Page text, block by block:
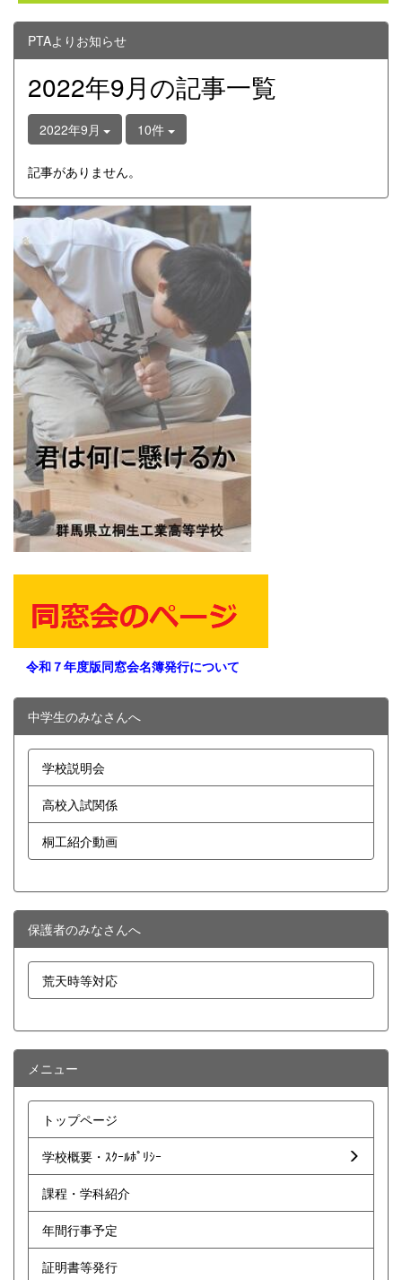
PTAよりお知らせ
2022年9月の記事一覧
2022年9月 10件
記事がありません。
令和７年度版同窓会名簿発行について
中学生のみなさんへ
学校説明会
高校入試関係
桐工紹介動画
保護者のみなさんへ
荒天時等対応
メニュー
トップページ
学校概要・ｽｸｰﾙﾎﾟﾘｼｰ
課程・学科紹介
年間行事予定
証明書等発行